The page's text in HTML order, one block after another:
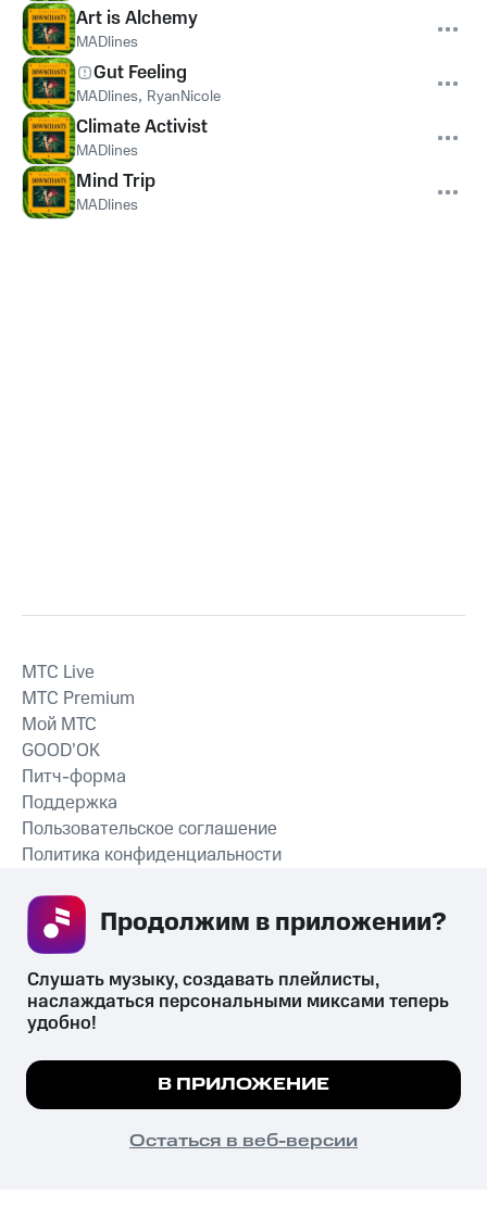
Art is Alchemy
MADlines
Gut Feeling
MADlines, RyanNicole
Climate Activist
MADlines
Mind Trip
MADlines
СКАЧАТЬ ПРИЛОЖЕНИЕ
MTС Live
MTС Premium
Мой МТС
GOOD’OK
Питч-форма
Поддержка
Пользовательское соглашение
Политика конфиденциальности
психотропных веществ, их аналогов причиняет вред здоровью,
их незаконный оборот запрещён и влечёт установленную
законодательством ответственность.
© 2026 ООО «КИОН».
Все права защищены
Мы используем куки, чтобы на сайте все
Подробнее
ПОНЯТНО
Слушать музыку, создавать плейлисты,
наслаждаться персональными миксами теперь
удобно!
В ПРИЛОЖЕНИЕ
Остаться в веб-версии